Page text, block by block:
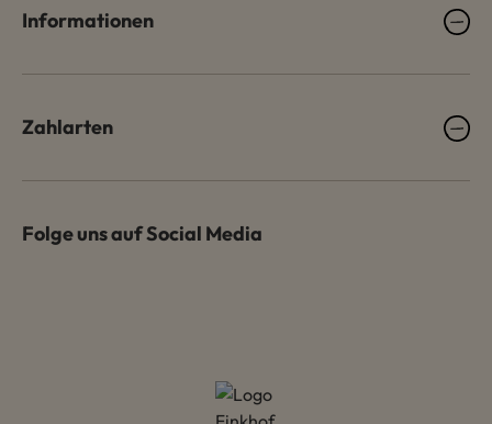
Informationen
Zahlarten
Folge uns auf Social Media